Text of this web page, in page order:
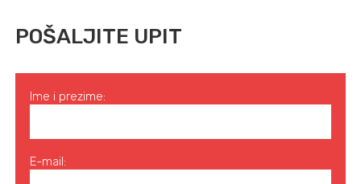
POŠALJITE UPIT
Ime i prezime:
E-mail: